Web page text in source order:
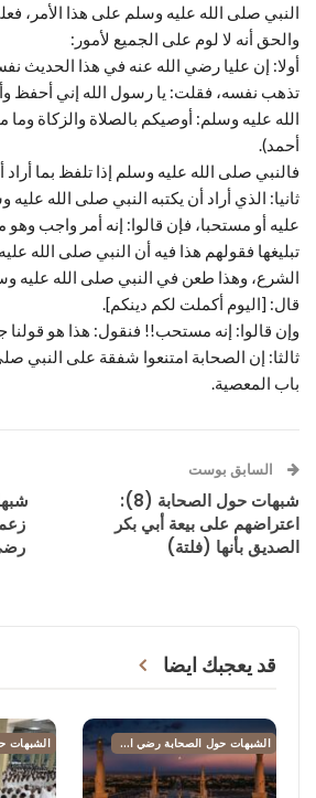
النبي صلى الله عليه وسلم على هذا الأمر،
والحق أنه لا لوم على الجميع لأمور:
أولا: إن عليا رضي الله عنه في هذا الحديث
تذهب نفسه، فقلت: يا رسول الله إني أحفظ
الله عليه وسلم: أوصيكم بالصلاة والزكاة
أحمد).
فالنبي صلى الله عليه وسلم إذا تلفظ بما
ثانيا: الذي أراد أن يكتبه النبي صلى الله
عليه أو مستحبا، فإن قالوا: إنه أمر واجب
تبليغها فقولهم هذا فيه أن النبي صلى الله
الشرع، وهذا طعن في النبي صلى الله عليه
قال: [اليوم أكملت لكم دينكم].
وإن قالوا: إنه مستحب!! فنقول: هذا هو قولنا
ثالثا: إن الصحابة امتنعوا شفقة على النبي
باب المعصية.
السابق بوست
شبهات حول الصحابة (8):
اعتراضهم على بيعة أبي بكر
الصديق بأنها (فلتة)
قد يعجبك ايضا
الشبهات حول الصحابة رضي الله عنهم